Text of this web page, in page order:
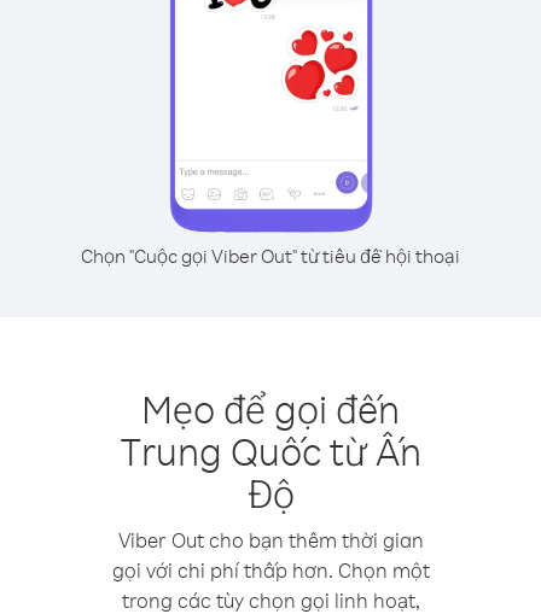
Chọn "Cuộc gọi Viber Out" từ tiêu đề hội thoại
Mẹo để gọi đến
Trung Quốc từ Ấn
Độ
Viber Out cho bạn thêm thời gian
gọi với chi phí thấp hơn. Chọn một
trong các tùy chọn gọi linh hoạt,